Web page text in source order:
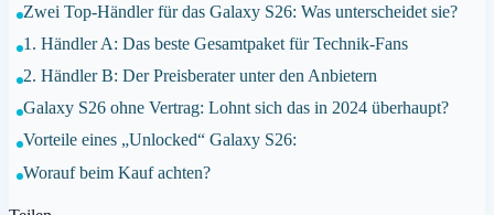
Zwei Top-Händler für das Galaxy S26: Was unterscheidet sie?
1. Händler A: Das beste Gesamtpaket für Technik-Fans
2. Händler B: Der Preisberater unter den Anbietern
Galaxy S26 ohne Vertrag: Lohnt sich das in 2024 überhaupt?
Vorteile eines „Unlocked“ Galaxy S26:
Worauf beim Kauf achten?